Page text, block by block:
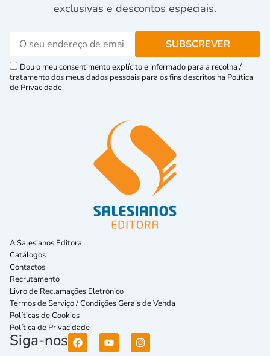
exclusivas e descontos especiais.
Dou o meu consentimento explícito e informado para a recolha /
tratamento dos meus dados pessoais para os fins descritos na Política
de Privacidade.
A Salesianos Editora
Catálogos
Contactos
Recrutamento
Livro de Reclamações Eletrónico
Termos de Serviço / Condições Gerais de Venda
Políticas de Cookies
Política de Privacidade
Siga-nos